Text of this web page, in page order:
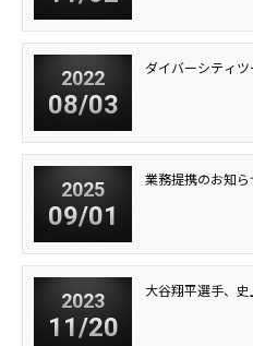
2022
08/03
ダイバーシティツ
2025
09/01
業務提携のお知ら
2023
11/20
大谷翔平選手、